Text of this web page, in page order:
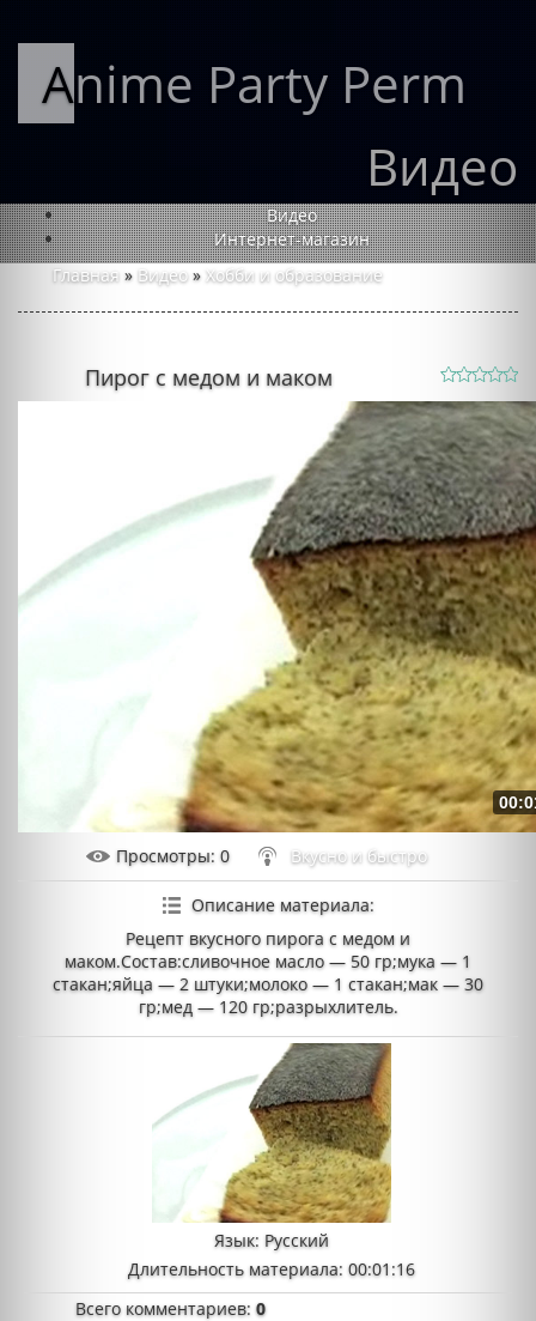
Anime Party Perm
Видео
Видео
Интернет-магазин
Главная » Видео » Хобби и образование
Пирог с медом и маком
Просмотры: 0 Вкусно и быстро
Описание материала:
Рецепт вкусного пирога с медом и
маком.Состав:сливочное масло — 50 гр;мука — 1
стакан;яйца — 2 штуки;молоко — 1 стакан;мак — 30
гр;мед — 120 гр;разрыхлитель.
Язык: Русский
Длительность материала: 00:01:16
Всего комментариев:0